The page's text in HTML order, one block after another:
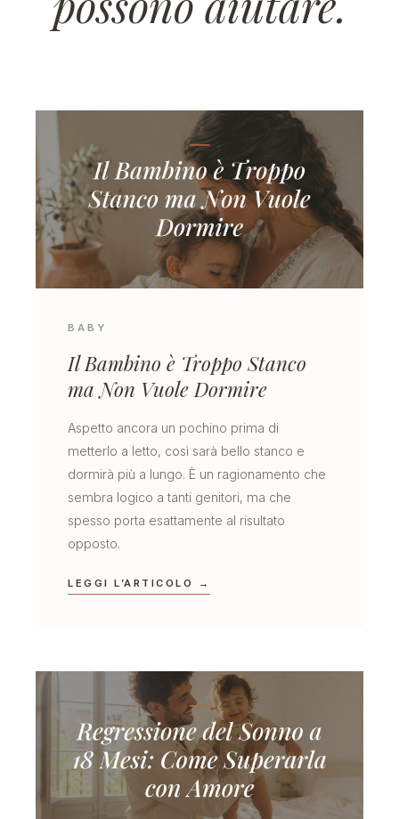
BABY
Il Bambino è Troppo Stanco
ma Non Vuole Dormire
Aspetto ancora un pochino prima di
metterlo a letto, così sarà bello stanco e
dormirà più a lungo. È un ragionamento che
sembra logico a tanti genitori, ma che
spesso porta esattamente al risultato
opposto.
LEGGI L’ARTICOLO →